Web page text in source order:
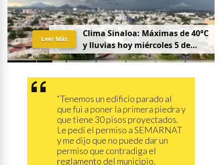
Clima Sinaloa: Máximas de 40°C
y lluvias hoy miércoles 5 de
agosto
Leer Más
“Tenemos un edificio parado al
que fui a poner la primera piedra y
que tiene 30 pisos proyectados.
Le pedí el permiso a SEMARNAT
y me dijo que no puede dar un
permiso que contradiga el
reglamento del municipio.